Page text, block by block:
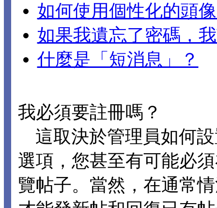
如何使用個性化的頭
如果我遺忘了密碼，
什麼是「短消息」？
我必須要註冊嗎？
這取決於管理員如何設
選項，您甚至有可能必
覽帖子。當然，在通常